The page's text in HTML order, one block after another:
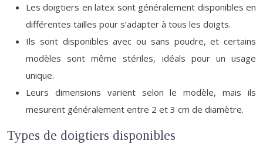
Les doigtiers en latex sont généralement disponibles en
différentes tailles pour s’adapter à tous les doigts.
Ils sont disponibles avec ou sans poudre, et certains
modèles sont même stériles, idéals pour un usage
unique.
Leurs dimensions varient selon le modèle, mais ils
mesurent généralement entre 2 et 3 cm de diamètre.
Types de doigtiers disponibles